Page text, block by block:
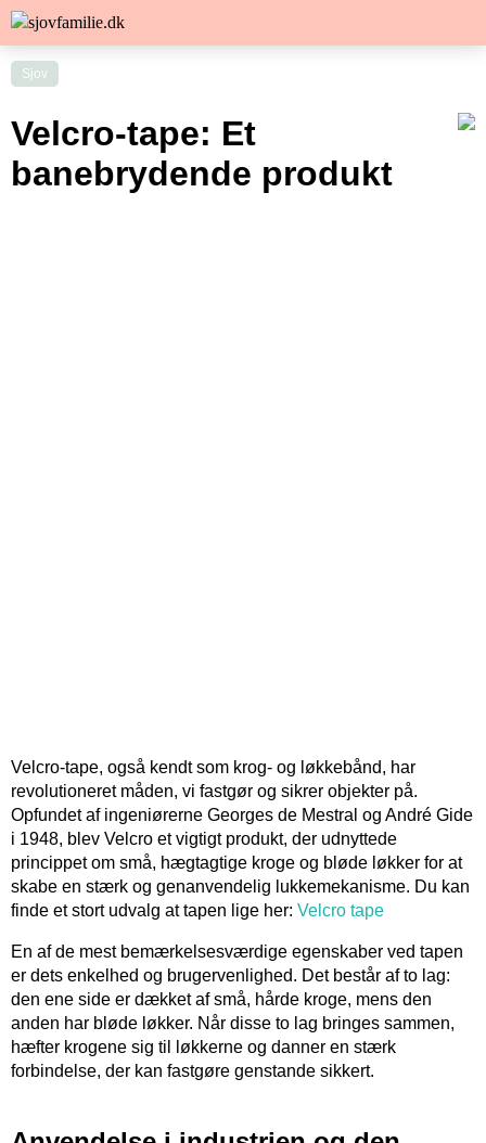
Sjov
Velcro-tape: Et
banebrydende produkt
Velcro-tape, også kendt som krog- og løkkebånd, har
revolutioneret måden, vi fastgør og sikrer objekter på.
Opfundet af ingeniørerne Georges de Mestral og André Gide
i 1948, blev Velcro et vigtigt produkt, der udnyttede
princippet om små, hægtagtige kroge og bløde løkker for at
skabe en stærk og genanvendelig lukkemekanisme. Du kan
finde et stort udvalg at tapen lige her: Velcro tape
En af de mest bemærkelsesværdige egenskaber ved tapen
er dets enkelhed og brugervenlighed. Det består af to lag:
den ene side er dækket af små, hårde kroge, mens den
anden har bløde løkker. Når disse to lag bringes sammen,
hæfter krogene sig til løkkerne og danner en stærk
forbindelse, der kan fastgøre genstande sikkert.